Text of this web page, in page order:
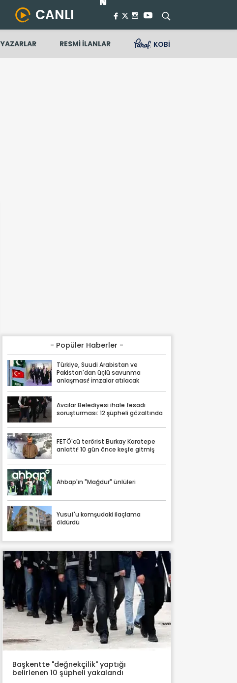
CANLI
YAZARLAR RESMİ İLANLAR KOBİ
- Popüler Haberler -
Türkiye, Suudi Arabistan ve
Pakistan'dan üçlü savunma
anlaşması! İmzalar atılacak
Avcılar Belediyesi ihale fesadı
soruşturması: 12 şüpheli gözaltında
FETÖ'cü terörist Burkay Karatepe
anlattı! 10 gün önce keşfe gitmiş
Ahbap'ın "Mağdur" ünlüleri
Yusuf'u komşudaki ilaçlama
öldürdü
Başkentte "değnekçilik" yaptığı
belirlenen 10 şüpheli yakalandı